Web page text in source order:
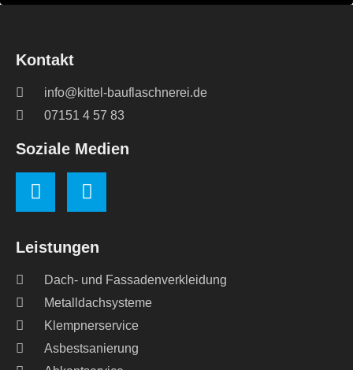
Leistungen
Dach- und Fassadenverkleidung
Metalldachsysteme
Klempnerservice
Asbestsanierung
Kontakt
info@kittel-bauflaschnerei.de
07151 4 57 83
Soziale Medien